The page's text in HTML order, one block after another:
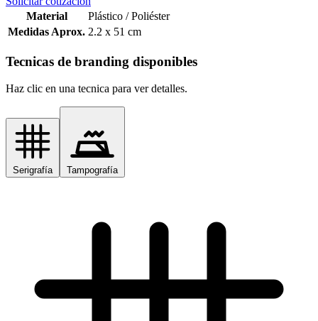
Material
Plástico / Poliéster
Medidas Aprox. 2.2 x 51 cm
Tecnicas de branding disponibles
Haz clic en una tecnica para ver detalles.
Serigrafía Tampografía